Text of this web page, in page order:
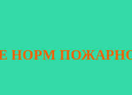
НОРМ